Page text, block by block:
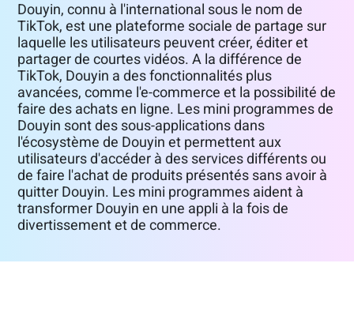
Douyin, connu à l'international sous le nom de
TikTok, est une plateforme sociale de partage sur
laquelle les utilisateurs peuvent créer, éditer et
partager de courtes vidéos. A la différence de
TikTok, Douyin a des fonctionnalités plus
avancées, comme l'e-commerce et la possibilité de
faire des achats en ligne. Les mini programmes de
Douyin sont des sous-applications dans
l'écosystème de Douyin et permettent aux
utilisateurs d'accéder à des services différents ou
de faire l'achat de produits présentés sans avoir à
quitter Douyin. Les mini programmes aident à
transformer Douyin en une appli à la fois de
divertissement et de commerce.